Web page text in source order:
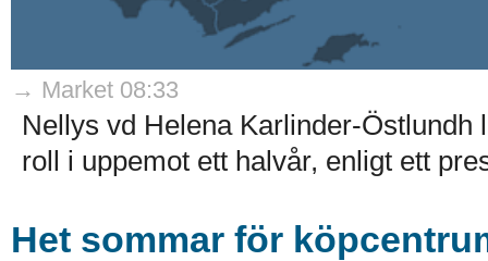
→ Market 08:33
Nellys vd Helena Karlinder-
roll i uppemot ett halvår, enligt ett
Het sommar för